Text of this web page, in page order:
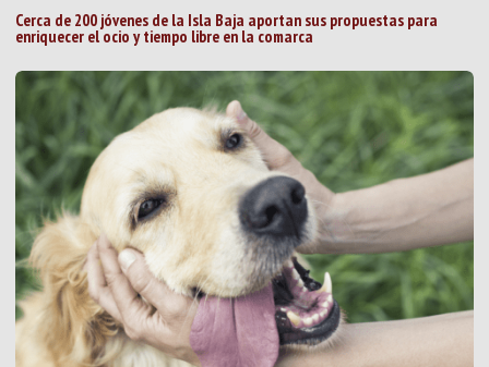
Cerca de 200 jóvenes de la Isla Baja aportan sus propuestas para
enriquecer el ocio y tiempo libre en la comarca